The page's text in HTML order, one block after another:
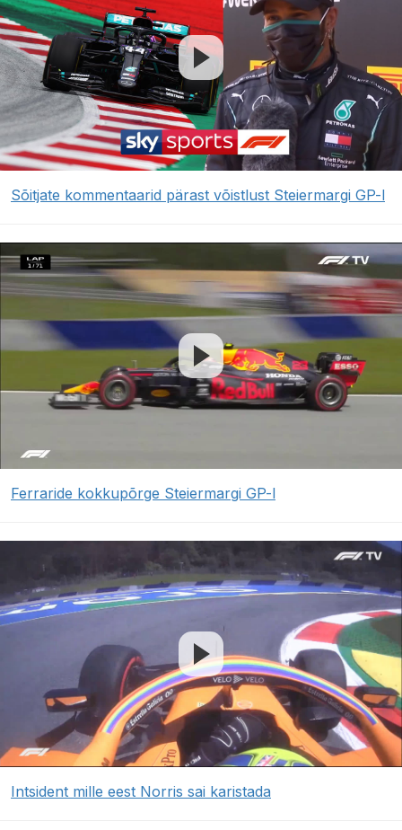
Sõitjate kommentaarid pärast võistlust Steiermargi GP-l
Ferraride kokkupõrge Steiermargi GP-l
Intsident mille eest Norris sai karistada